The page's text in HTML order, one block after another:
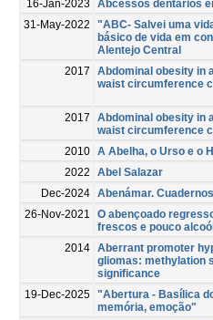
16-Jan-2023
Abcessos dentários
31-May-2022
"ABC- Salvei uma
básico de vida em
Alentejo Central
2017
Abdominal obesity in
waist circumference
2017
Abdominal obesity in
waist circumference
2010 A Abelha, o Urso e o
2022
Abel Salazar
Dec-2024 Abenámar.
26-Nov-2021
O abençoado
frescos e pouco
2014 Aberrant promoter
gliomas: methylation
significance
19-Dec-2025 "Abertura - Basílica
memória, emoção"